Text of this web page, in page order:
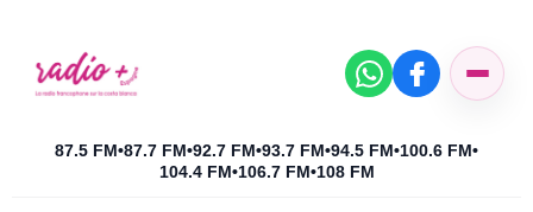
87.5 FM•87.7 FM•92.7 FM•93.7 FM•94.5 FM•100.6 FM•
104.4 FM•106.7 FM•108 FM